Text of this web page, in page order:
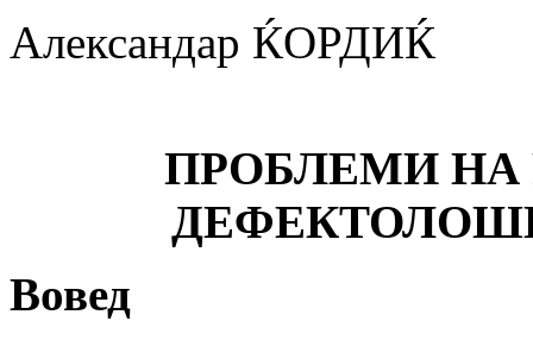
Александар ЌОРДИЌ
ПРОБЛЕМИ НА
Вовед